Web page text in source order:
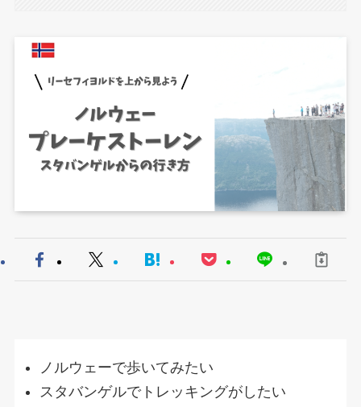
ノルウェーで歩いてみたい
スタバンゲルでトレッキングがしたい